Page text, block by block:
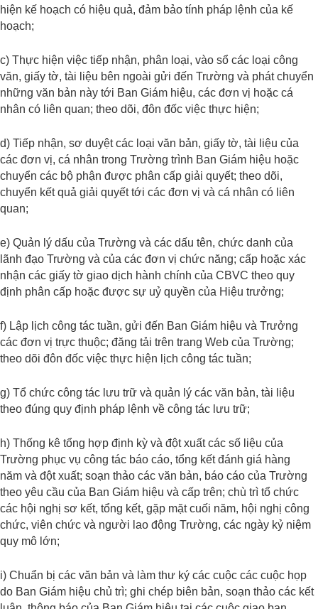
hiện kế hoạch có hiệu quả, đảm bảo tính pháp lệnh của kế
hoạch;
c) Thực hiện việc tiếp nhận, phân loại, vào sổ các loại công
văn, giấy tờ, tài liệu bên ngoài gửi đến Trường và phát chuyển
những văn bản này tới Ban Giám hiệu, các đơn vị hoặc cá
nhân có liên quan; theo dõi, đôn đốc việc thực hiện;
d) Tiếp nhận, sơ duyệt các loại văn bản, giấy tờ, tài liệu của
các đơn vị, cá nhân trong Trường trình Ban Giám hiệu hoặc
chuyển các bộ phận được phân cấp giải quyết; theo dõi,
chuyển kết quả giải quyết tới các đơn vị và cá nhân có liên
quan;
e) Quản lý dấu của Trường và các dấu tên, chức danh của
lãnh đạo Trường và của các đơn vị chức năng; cấp hoặc xác
nhận các giấy tờ giao dịch hành chính của CBVC theo quy
định phân cấp hoặc được sự uỷ quyền của Hiệu trưởng;
f) Lập lịch công tác tuần, gửi đến Ban Giám hiệu và Trưởng
các đơn vị trực thuộc; đăng tải trên trang Web của Trường;
theo dõi đôn đốc việc thực hiện lịch công tác tuần;
g) Tổ chức công tác lưu trữ và quản lý các văn bản, tài liệu
theo đúng quy định pháp lệnh về công tác lưu trữ;
h) Thống kê tổng hợp định kỳ và đột xuất các số liệu của
Trường phục vụ công tác báo cáo, tổng kết đánh giá hàng
năm và đột xuất; soạn thảo các văn bản, báo cáo của Trường
theo yêu cầu của Ban Giám hiệu và cấp trên; chù trì tổ chức
các hội nghị sơ kết, tổng kết, gặp mặt cuối năm, hội nghị công
chức, viên chức và người lao động Trường, các ngày kỷ niệm
quy mô lớn;
i) Chuẩn bị các văn bản và làm thư ký các cuộc các cuộc họp
do Ban Giám hiệu chủ trì; ghi chép biên bản, soạn thảo các kết